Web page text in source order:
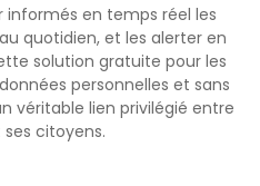
informés en temps réel les
quotidien, et les alerter en
solution gratuite pour les
personnelles et sans
véritable lien privilégié entre
citoyens.
de l’ouverture
devant les
devront